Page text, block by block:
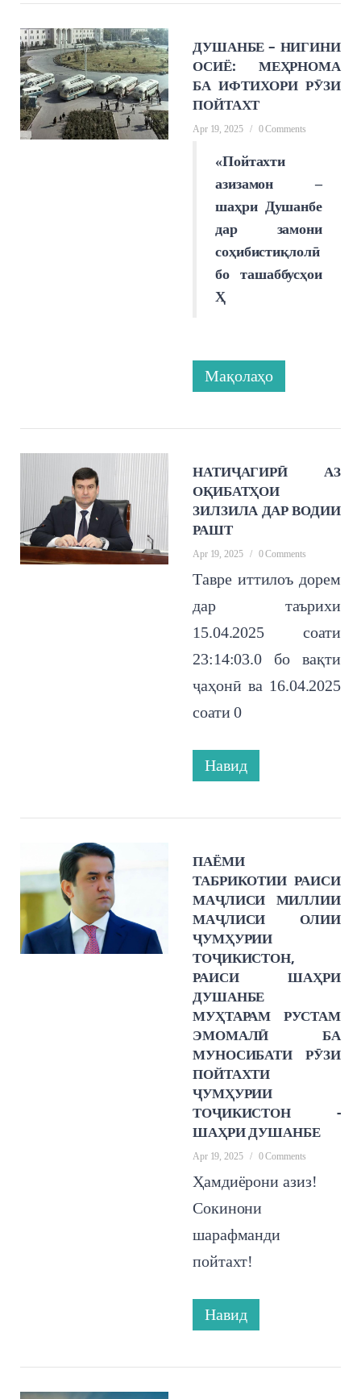
ДУШАНБЕ – НИГИНИ
ОСИЁ: МЕҲРНОМА
БА ИФТИХОРИ РӮЗИ
ПОЙТАХТ
Apr 19, 2025 / 0 Comments
«Пойтахти
азизамон –
шаҳри Душанбе
дар замони
соҳибистиқлолӣ
бо ташаббусҳои
Ҳ
Мақолаҳо
НАТИҶАГИРӢ АЗ
ОҚИБАТҲОИ
ЗИЛЗИЛА ДАР ВОДИИ
РАШТ
Apr 19, 2025 / 0 Comments
Тавре иттилоъ дорем
дар таърихи
15.04.2025 соати
23:14:03.0 бо вақти
ҷаҳонӣ ва 16.04.2025
соати 0
Навид
ПАЁМИ
ТАБРИКОТИИ РАИСИ
МАҶЛИСИ МИЛЛИИ
МАҶЛИСИ ОЛИИ
ҶУМҲУРИИ
ТОҶИКИСТОН,
РАИСИ ШАҲРИ
ДУШАНБЕ
МУҲТАРАМ РУСТАМ
ЭМОМАЛӢ БА
МУНОСИБАТИ РӮЗИ
ПОЙТАХТИ
ҶУМҲУРИИ
ТОҶИКИСТОН -
ШАҲРИ ДУШАНБЕ
Apr 19, 2025 / 0 Comments
Ҳамдиёрони азиз!
Сокинони
шарафманди
пойтахт!
Навид